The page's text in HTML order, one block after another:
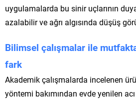
uygulamalarda bu sinir uçlarının
azalabilir ve ağrı algısında düşüş
Bilimsel çalışmalar ile
fark
Akademik çalışmalarda incelenen
yöntemi bakımından evde yenilen